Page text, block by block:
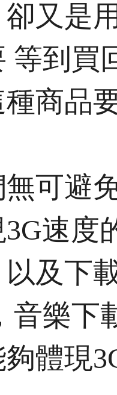
卻又是
等到買
商品
可避
速度
及下
音樂下
體現